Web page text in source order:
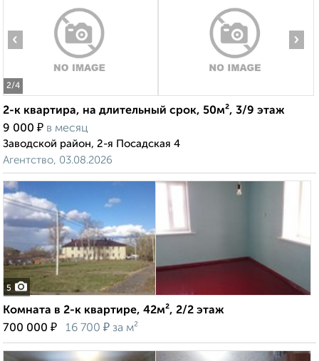
2/4
‹ ›
2-к квартира, на длительный срок, 50м², 3/9 этаж
9 000 ₽ в месяц
Заводской район, 2-я Посадская 4
Агентство, 03.08.2026
5
Комната в 2-к квартире, 42м², 2/2 этаж
700 000 ₽ 16 700 ₽ за м²